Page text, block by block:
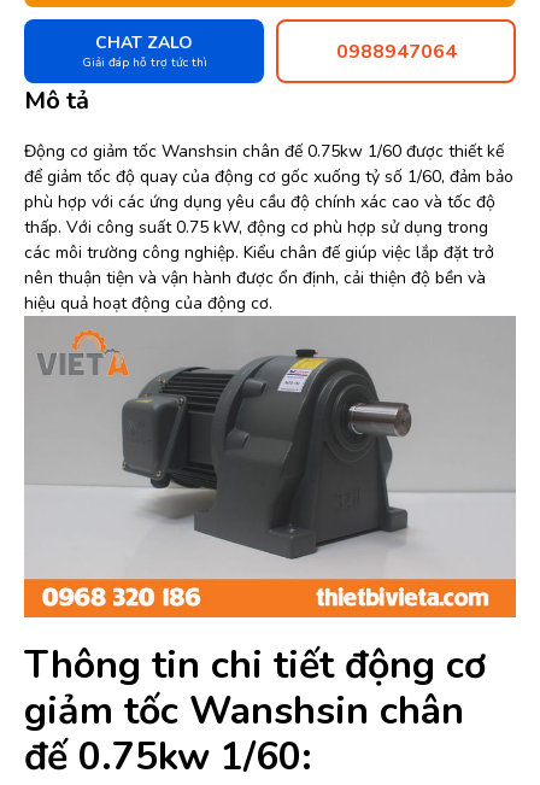
CHAT ZALO
Giải đáp hỗ trợ tức thì 0988947064
Mô tả
Động cơ giảm tốc Wanshsin chân đế 0.75kw 1/60 được thiết kế
để giảm tốc độ quay của động cơ gốc xuống tỷ số 1/60, đảm bảo
phù hợp với các ứng dụng yêu cầu độ chính xác cao và tốc độ
thấp. Với công suất 0.75 kW, động cơ phù hợp sử dụng trong
các môi trường công nghiệp. Kiểu chân đế giúp việc lắp đặt trở
nên thuận tiện và vận hành được ổn định, cải thiện độ bền và
hiệu quả hoạt động của động cơ.
Thông tin chi tiết động cơ
giảm tốc Wanshsin chân
đế 0.75kw 1/60: